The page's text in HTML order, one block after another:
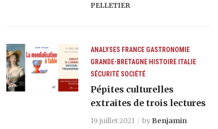
PELLETIER
ANALYSES FRANCE GASTRONOMIE
GRANDE-BRETAGNE HISTOIRE ITALIE
SÉCURITÉ SOCIÉTÉ
Pépites culturelles
extraites de trois lectures
19 juillet 2021 by Benjamin